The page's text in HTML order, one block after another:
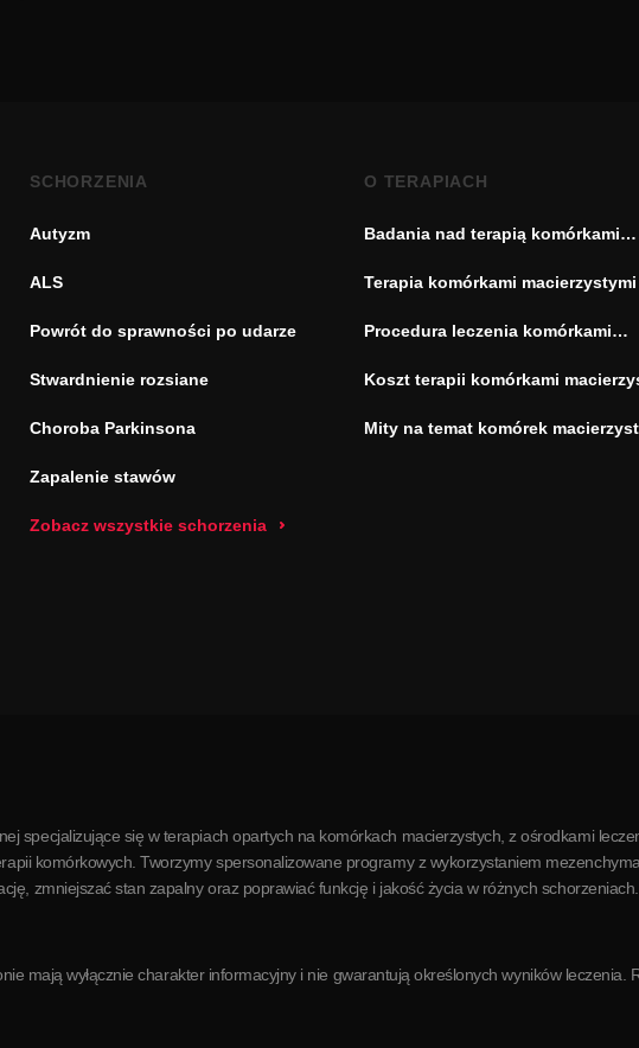
SCHORZENIA
Autyzm
ALS
Powrót do sprawności po udarze
Stwardnienie rozsiane
Choroba Parkinsona
Zapalenie stawów
Zobacz wszystkie schorzenia
O TERAPIACH
Badania nad terapią komórkami
Terapia komórkami macierzystymi
Procedura leczenia komórkami
Koszt terapii komórkami
Mity na temat komórek
specjalizujące się w terapiach opartych na komórkach macierzystych, z ośrodkami
komórkowych. Tworzymy spersonalizowane programy z wykorzystaniem
zmniejszać stan zapalny oraz poprawiać funkcję i jakość życia w różnych schorzeniach.
mają wyłącznie charakter informacyjny i nie gwarantują określonych wyników